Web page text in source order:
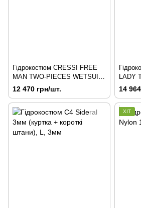
Гідрокостюм CRESSI FREE
MAN TWO-PIECES WETSUIT
3.5mm, XL
12 470 грн/шт.
LADY
3.5mm
14
ХІТ